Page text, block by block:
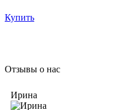
Купить
Отзывы о нас
Ирина